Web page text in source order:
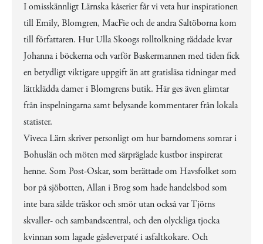
I omisskännligt Lärnska kåserier får vi veta hur inspirationen
till Emily, Blomgren, MacFie och de andra Saltöborna kom
till författaren. Hur Ulla Skoogs rolltolkning räddade kvar
Johanna i böckerna och varför Baskermannen med tiden fick
en betydligt viktigare uppgift än att gratisläsa tidningar med
lättklädda damer i Blomgrens butik. Här ges även glimtar
från inspelningarna samt belysande kommentarer från lokala
statister.
Viveca Lärn skriver personligt om hur barndomens somrar i
Bohuslän och möten med särpräglade kustbor inspirerat
henne. Som Post-Oskar, som berättade om Havsfolket som
bor på sjöbotten, Allan i Brog som hade handelsbod som
inte bara sålde träskor och smör utan också var Tjörns
skvaller- och sambandscentral, och den olyckliga tjocka
kvinnan som lagade gåsleverpaté i asfaltkokare. Och